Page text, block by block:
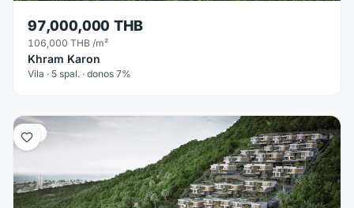
97,000,000 THB
106,000 THB /m²
Khram Karon
Vila · 5 spal. · donos 7%
Vila